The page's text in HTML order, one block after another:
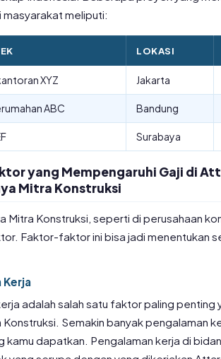
masyarakat meliputi:
LOKASI
XYZ Jakarta
ABC Bandung
Surabaya
yang Mempengaruhi Gaji di
Mitra Konstruksi
Mitra Konstruksi, seperti di perusahaan
Faktor-faktor ini bisa jadi menentukan
Kerja
adalah salah satu faktor paling penting
Semakin banyak pengalaman
kamu dapatkan. Pengalaman kerja di